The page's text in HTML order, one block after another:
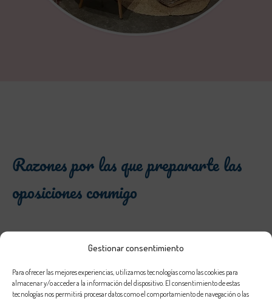
Gestionar consentimiento
Para ofrecer las mejores experiencias, utilizamos tecnologías como las cookies para
almacenar y/o acceder a la información del dispositivo. El consentimiento de estas
tecnologías nos permitirá procesar datos como el comportamiento de navegación o las
Razones por las que prepararte las
oposiciones conmigo
razón 1 oposiciones al
Empecé siendo maestra PT, pero decidí estudiar AL tras ver a
mis compañeras trabajar con mi tutoría en el CEE; desde